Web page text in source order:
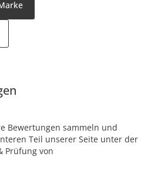
Bewertungen sammeln und
Teil unserer Seite unter der
Prüfung von